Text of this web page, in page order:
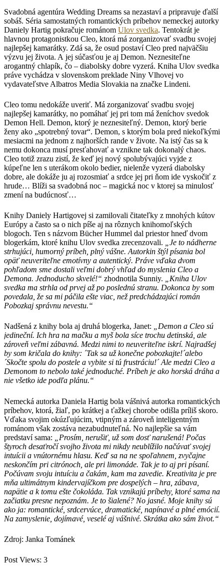
Svadobná agentúra Wedding Dreams sa nezastaví a pripravuje ďalší
sobáš. Séria samostatných romantických príbehov nemeckej autorky
Daniely Hartig pokračuje románom Ulov svedka. Tentokrát je
hlavnou protagonistkou Cleo, ktorá má zorganizovať svadbu svojej
najlepšej kamarátky. Zdá sa, že osud postaví Cleo pred najväčšiu
výzvu jej života. A jej súčasťou je aj Demon. Neznesiteľne
arogantný chlapík, čo – diabolsky dobre vyzerá. Kniha Ulov svedka
práve vychádza v slovenskom preklade Niny Vlhovej vo
vydavateľstve Albatros Media Slovakia na značke Lindeni.
Cleo tomu nedokáže uveriť. Má zorganizovať svadbu svojej
najlepšej kamarátky, no pomáhať jej pri tom má ženíchov svedok
Demon Hell. Demon, ktorý je neznesiteľný. Demon, ktorý berie
ženy ako „spotrebný tovar“. Demon, s ktorým bola pred niekoľkými
mesiacmi na jednom z najhorších rande v živote. Na istý čas sa k
nemu dokonca musí presťahovať a vznikne tak dokonalý chaos.
Cleo totiž zrazu zistí, že keď jej nový spolubývajúci vyjde z
kúpeľne len s uterákom okolo bedier, nielenže vyzerá diabolsky
dobre, ale dokáže ju aj rozosmiať a srdce jej pri ňom ide vyskočiť z
hrude… Blíži sa svadobná noc – magická noc v ktorej sa minulosť
zmení na budúcnosť…
Knihy Daniely Hartigovej si zamilovali čitateľky z mnohých kútov
Európy a často sa o nich píše aj na rôznych knihomoľských
blogoch. Ten s názvom Bücher Hummel dal priestor hneď dvom
blogerkám, ktoré knihu Ulov svedka zrecenzovali.
„Je to nádherne
strhujúci, humorný príbeh, plný vášne. Autorkin štýl písania bol
opäť neuveriteľne emotívny a autentický. Práve vďaka dvom
pohľadom sme dostali veľmi dobrý vhľad do myslenia Cleo a
Demona. Jednoducho skvelé!“ zhodnotila Sunniy.
„Kniha Ulov
svedka ma strhla od prvej až po poslednú stranu. Dokonca by som
povedala, že sa mi páčila ešte viac, než predchádzajúci román
Pobozkaj správnu nevestu.“
Nadšená z knihy bola aj druhá blogerka, Janet:
„Demon a Cleo sú
jedineční. Ich hra na mačku a myš bola síce trochu detinská, ale
zároveň veľmi zábavná. Medzi nimi to neuveriteľne iskrí. Najradšej
by som kričala do knihy: ´Tak sa už konečne pobozkajte!´alebo
´Skočte spolu do postele a vybite si tú frustráciu!´ Ale medzi Cleo a
Demonom to nebolo také jednoduché. Príbeh je ako horská dráha a
nie všetko ide podľa plánu.“
Nemecká autorka Daniela Hartig bola vášnivá autorka romantických
príbehov, ktorá, žiaľ, po krátkej a ťažkej chorobe odišla príliš skoro.
Vďaka svojim okúzľujúcim, vtipným a zároveň inteligentným
románom však zostáva nezabudnuteľná. No najlepšie sa vám
predstaví sama:
„Prosím, nerušiť, už som dosť narušená! Počas
štyroch desaťročí svojho života mi nikdy neublížilo načúvať svojej
intuícii a vnútornému hlasu. Keď sa na ne spoľahnem, zvyčajne
neskončím pri citrónoch, ale pri limonáde. Tak je to aj pri písaní.
Počúvam svoju intuíciu a čakám, kam ma zavedie. Kreativita je pre
mňa ultimátnym kindervajíčkom pre dospelých – hra, zábava,
napätie a k tomu ešte čokoláda. Tak vznikajú príbehy, ktoré sama na
začiatku presne nepoznám. Je to šialené? No jasné. Moje knihy sú
ako ja: romantické, srdcervúce, dramatické, napínavé a plné emócií.
Na zamyslenie, dojímavé, veselé aj vášnivé. Skrátka ako sám život.“
Zdroj: Janka Tománek
Post Views: 3